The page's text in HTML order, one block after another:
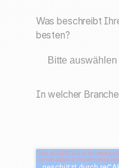
Was beschreibt
besten?
In welcher